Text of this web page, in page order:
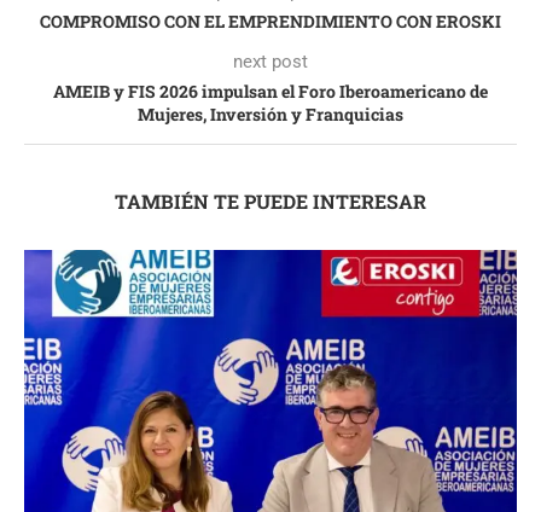
COMPROMISO CON EL EMPRENDIMIENTO CON EROSKI
next post
AMEIB y FIS 2026 impulsan el Foro Iberoamericano de
Mujeres, Inversión y Franquicias
TAMBIÉN TE PUEDE INTERESAR